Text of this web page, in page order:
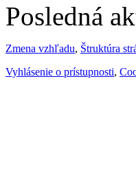
Posledná
Zmena vzhľadu, Štruktúra
Vyhlásenie o prístupnosti,